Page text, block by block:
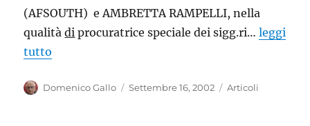
(AFSOUTH) e AMBRETTA RAMPELLI, nella
qualitàdi procuratrice speciale dei sigg.ri…leggi
tutto
Autore
Domenico Gallo
Pubblicato
Settembre 16, 2002 Categorie
Articoli